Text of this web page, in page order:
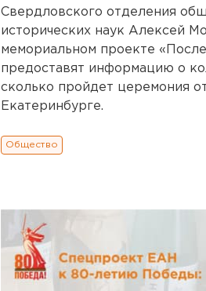
Свердловского отделения
исторических наук Алексей
мемориальном проекте
предоставят информацию о
сколько пройдет церемония
Екатеринбурге.
Общество